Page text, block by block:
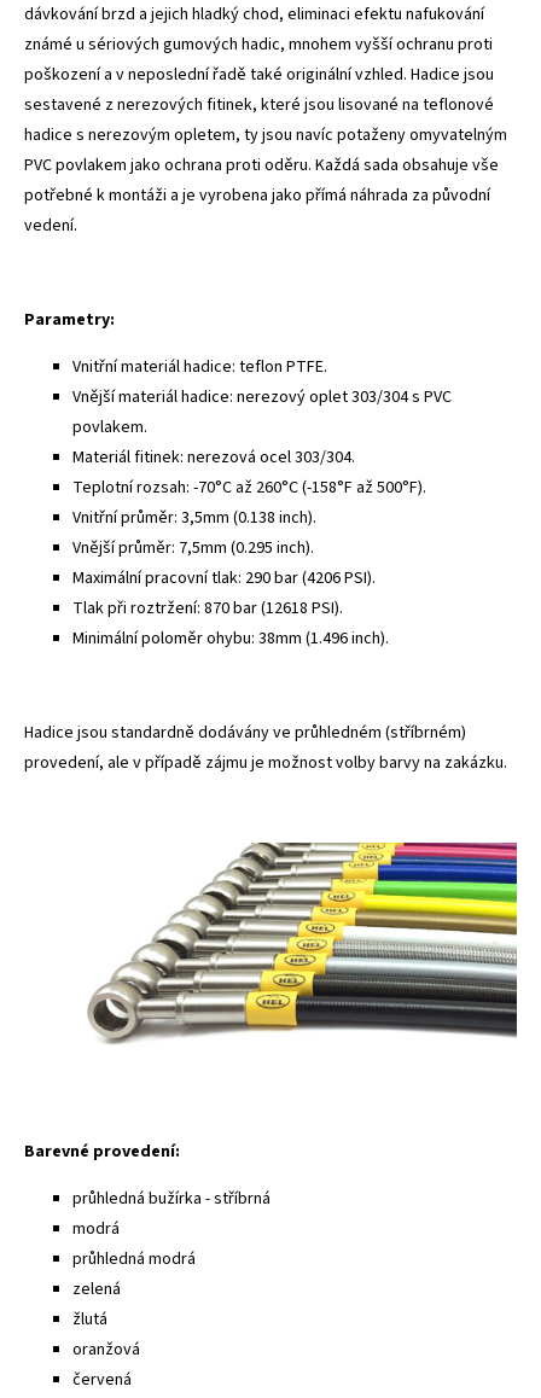
dávkování brzd a jejich hladký chod, eliminaci efektu nafukování
známé u sériových gumových hadic, mnohem vyšší ochranu proti
poškození a v neposlední řadě také originální vzhled. Hadice jsou
sestavené z nerezových fitinek, které jsou lisované na teflonové
hadice s nerezovým opletem, ty jsou navíc potaženy omyvatelným
PVC povlakem jako ochrana proti oděru. Každá sada obsahuje vše
potřebné k montáži a je vyrobena jako přímá náhrada za původní
vedení.
Parametry:
Vnitřní materiál hadice: teflon PTFE.
Vnější materiál hadice: nerezový oplet 303/304 s PVC
povlakem.
Materiál fitinek: nerezová ocel 303/304.
Teplotní rozsah: -70°C až 260°C (-158°F až 500°F).
Vnitřní průměr: 3,5mm (0.138 inch).
Vnější průměr: 7,5mm (0.295 inch).
Maximální pracovní tlak: 290 bar (4206 PSI).
Tlak při roztržení: 870 bar (12618 PSI).
Minimální poloměr ohybu: 38mm (1.496 inch).
Hadice jsou standardně dodávány ve průhledném (stříbrném)
provedení, ale v případě zájmu je možnost volby barvy na zakázku.
Barevné provedení:
průhledná bužírka - stříbrná
modrá
průhledná modrá
zelená
žlutá
oranžová
červená